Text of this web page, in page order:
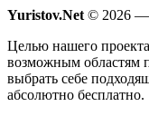
Yuristov.Net © 2026 —
Целью нашего
возможным областям
выбрать себе
абсолютно бесплатно.